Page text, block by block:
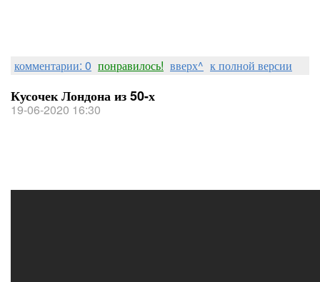
комментарии: 0 понравилось! вверх^ к полной версии
Кусочек Лондона из 50-х
19-06-2020 16:30